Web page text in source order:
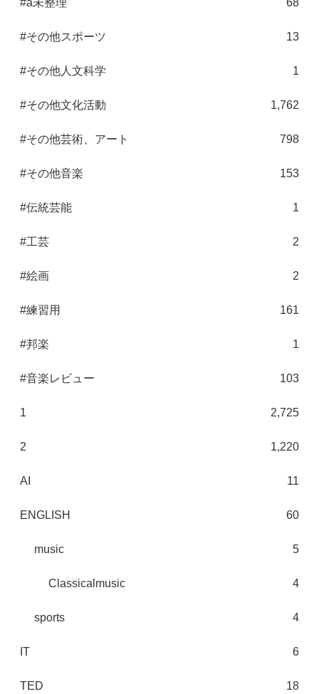
#その他スポーツ 13
#その他人文科学 1
#その他文化活動 1,762
#その他芸術、アート 798
#その他音楽 153
#伝統芸能 1
#工芸 2
#絵画 2
#練習用 161
#邦楽 1
#音楽レビュー 103
1 2,725
2 1,220
AI 11
ENGLISH 60
music 5
Classicalmusic 4
sports 4
IT 6
TED 18